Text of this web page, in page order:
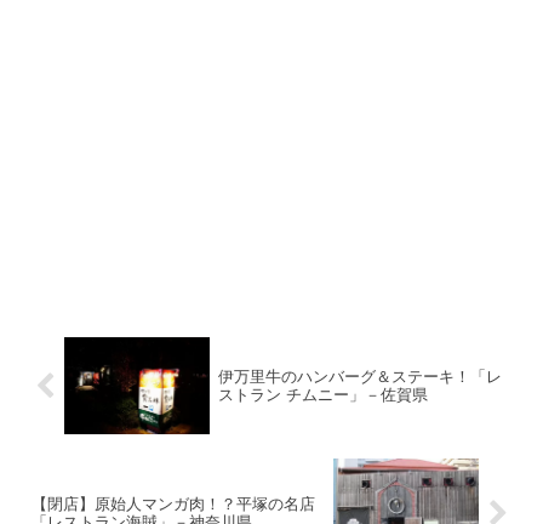
伊万里牛のハンバーグ＆ステーキ！「レ
ストラン チムニー」－佐賀県
【閉店】原始人マンガ肉！？平塚の名店